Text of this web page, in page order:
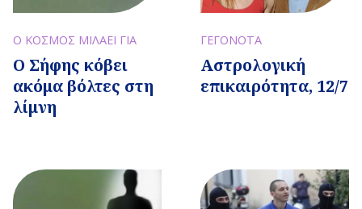
Ο ΚΟΣΜΟΣ ΜΙΛΑΕΙ ΓΙΑ
Ο Σήφης κόβει
ακόμα βόλτες στη
λίμνη
ΓΕΓΟΝΟΤΑ
Αστρολογική
επικαιρότητα, 12/7